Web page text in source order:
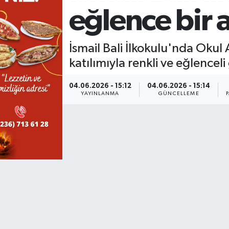
eğlence bir
İsmail Bali İlkokulu'nda
katılımıyla renkli ve
04.06.2026 - 15:12
YAYINLANMA
04.06.2026 - 15:14
GÜNCELLEME
KÜLTÜR SANAT
YAŞAM
LIFE
SARUHANLI
SELENDİ
DEMİRCİ
KÖPRÜBAŞI
KULA
SALİHLİ
SARUHANLI
EKONOMİ
EĞİTİM
KÜLTÜR SANAT
YAŞAM